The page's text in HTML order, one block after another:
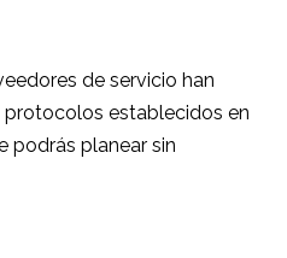
de servicio han
establecidos en
podrás planear sin